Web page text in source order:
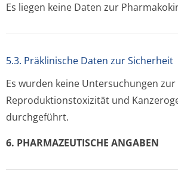
Es liegen keine Daten zur
5.3. Präklinische Daten zur Sicherheit
Es wurden keine Untersuchungen
Reproduktionsto­xizität und
durchgeführt.
6. PHARMAZEUTISCHE ANGABEN